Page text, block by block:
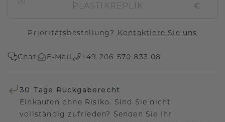
PLASTIKREPLIK
€
Prioritätsbestellung? Kontaktiere Sie uns
Chat E-Mail +49 206 570 833 08
30 Tage Rückgaberecht
Einkaufen ohne Risiko. Sind Sie nicht
vollständig zufrieden? Senden Sie Ihr